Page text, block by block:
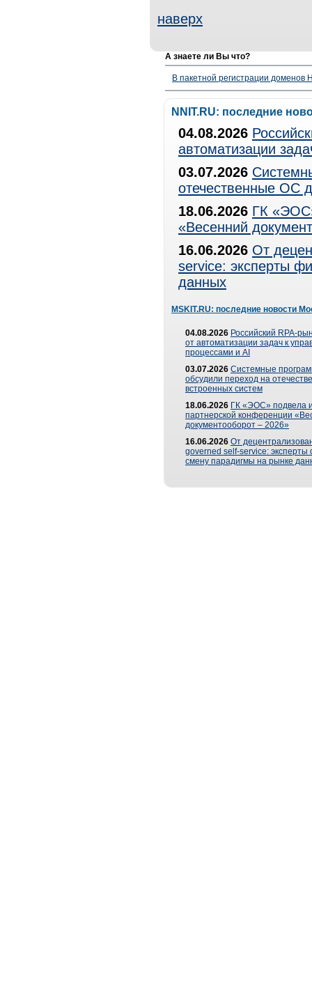
наверх
А знаете ли Вы что?
В пакетной регистрации доменов
NNIT.RU: последние
04.08.2026
автоматизации
03.07.2026
отечественные ОС
18.06.2026 ГК
«Весенний
16.06.2026 От
service: эксперты
данных
MSKIT.RU: последние новости
04.08.2026 Российский RPA-
от автоматизации задач к
процессами и AI
03.07.2026 Системные
обсудили переход на
встроенных систем
18.06.2026 ГК «ЭОС» подвела
партнерской конференции
документооборот – 2026»
16.06.2026 От
governed self-service: эксперты
смену парадигмы на рынке